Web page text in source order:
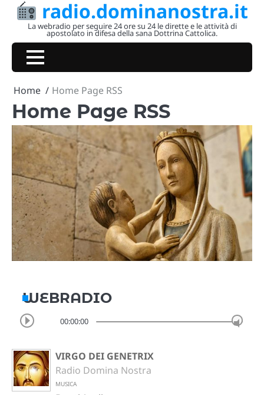
Skip
radio.dominanostra.it
La webradio per seguire 24 ore su 24 le dirette e le attività di
apostolato in difesa della sana Dottrina Cattolica.
Home Home Page RSS
Home Page RSS
WEBRADIO
00:00:00
VIRGO DEI GENETRIX
Radio Domina Nostra
MUSICA